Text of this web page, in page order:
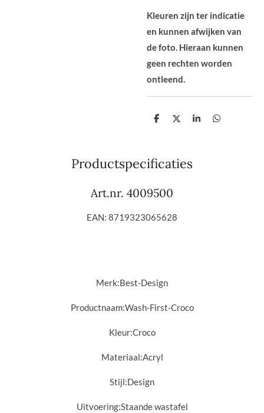
Kleuren zijn ter indicatie
en kunnen afwijken van
de foto. Hieraan kunnen
geen rechten worden
ontleend.
D
n
D
S
D
Productspecificaties
Art.nr. 4009500
EAN: 8719323065628
Merk:Best-Design
Productnaam:Wash-First-Croco
Kleur:Croco
Materiaal:Acryl
Stijl:Design
Uitvoering:Staande wastafel